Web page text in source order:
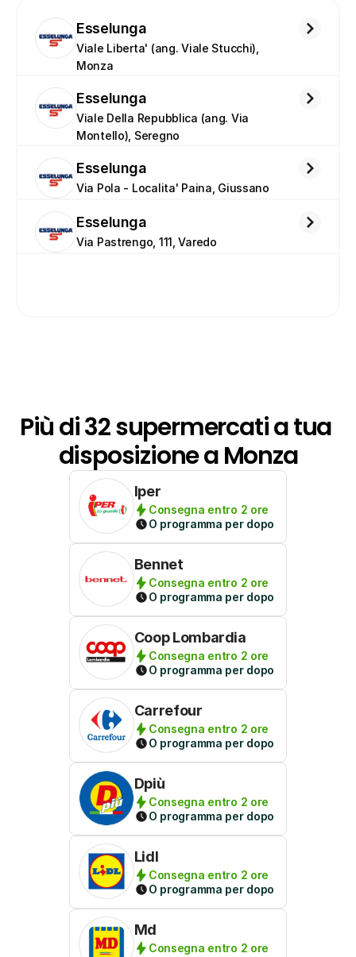
Esselunga
Viale Liberta' (ang. Viale Stucchi),
Monza
Esselunga
Viale Della Repubblica (ang. Via
Montello), Seregno
Esselunga
Via Pola - Localita' Paina, Giussano
Esselunga
Via Pastrengo, 111, Varedo
Più di 32 supermercati a tua
disposizione a Monza
Iper
Consegna entro 2 ore
O programma per dopo
Bennet
Consegna entro 2 ore
O programma per dopo
Coop Lombardia
Consegna entro 2 ore
O programma per dopo
Carrefour
Consegna entro 2 ore
O programma per dopo
Dpiù
Consegna entro 2 ore
O programma per dopo
Lidl
Consegna entro 2 ore
O programma per dopo
Md
Consegna entro 2 ore